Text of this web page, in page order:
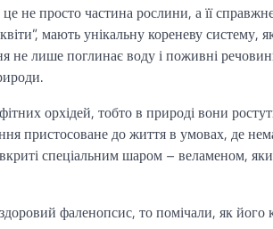
не просто частина рослини, а її
мають унікальну кореневу систему,
не лише поглинає воду і поживні
орхідей, тобто в природі вони
пристосоване до життя в умовах, де
вкриті спеціальним шаром – веламеном,
фаленопсис, то помічали, як його